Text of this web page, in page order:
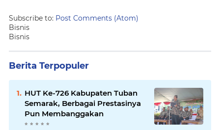
Subscribe to: Post Comments (Atom)
Bisnis
Bisnis
Berita Terpopuler
HUT Ke-726 Kabupaten Tuban
Semarak, Berbagai Prestasinya
Pun Membanggakan